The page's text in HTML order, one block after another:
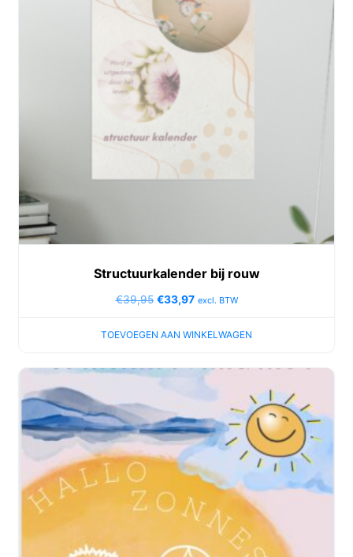
Structuurkalender bij rouw
€39,95 €33,97 excl. BTW
TOEVOEGEN AAN WINKELWAGEN